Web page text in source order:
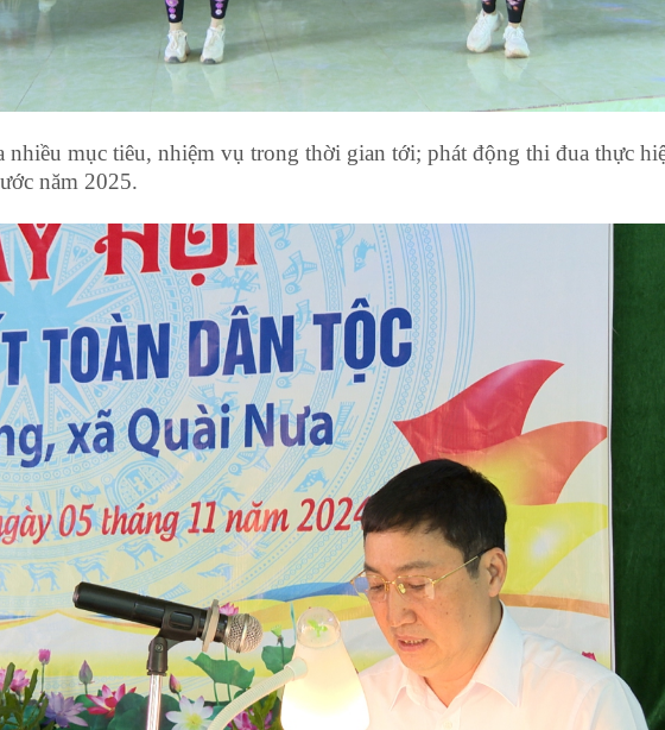
nhiều mục tiêu, nhiệm vụ trong thời gian tới; phát động thi đua thực
năm 2025.